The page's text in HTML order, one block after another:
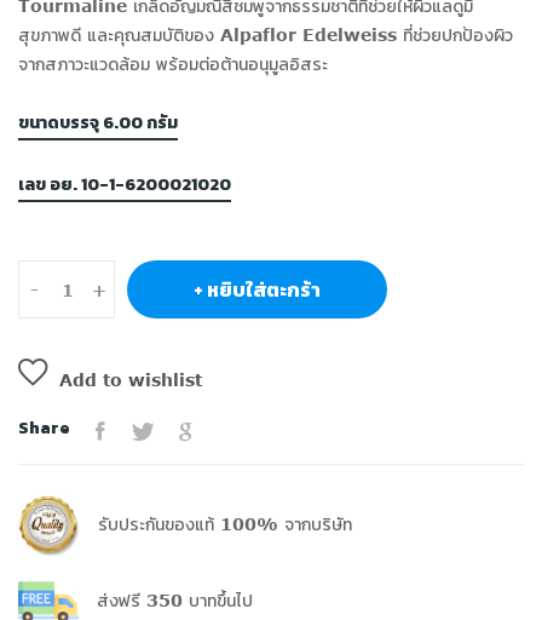
Tourmaline เกล็ดอัญมณีสีชมพูจากธรรมชาติที่ช่วยให้ผิวแลดูมี
สุขภาพดี และคุณสมบัติของ Alpaflor Edelweiss ที่ช่วยปกป้องผิว
จากสภาวะแวดล้อม พร้อมต่อต้านอนุมูลอิสระ
ขนาดบรรจุ 6.00 กรัม
เลข อย. 10-1-6200021020
- + + หยิบใส่ตะกร้า
Add to wishlist
Share
รับประกันของแท้ 100% จากบริษัท
ส่งฟรี 350 บาทขึ้นไป